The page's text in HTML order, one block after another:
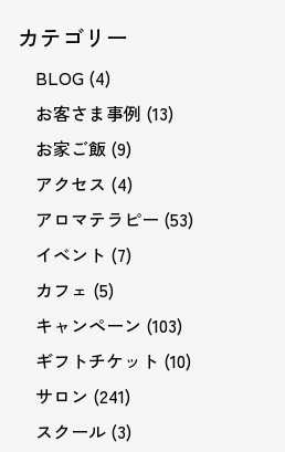
カテゴリー
BLOG (4)
お客さま事例 (13)
お家ご飯 (9)
アクセス (4)
アロマテラピー (53)
イベント (7)
カフェ (5)
キャンペーン (103)
ギフトチケット (10)
サロン (241)
スクール (3)